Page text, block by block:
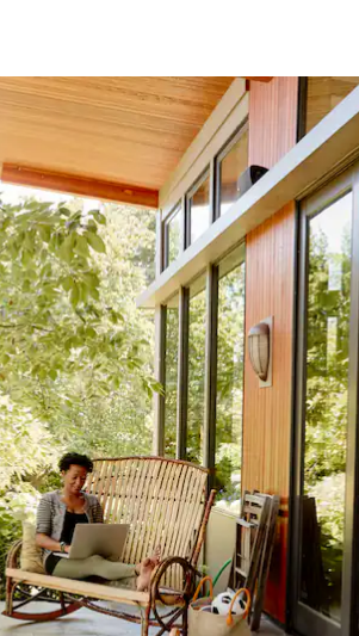
prema gore i prema dolje, kao i